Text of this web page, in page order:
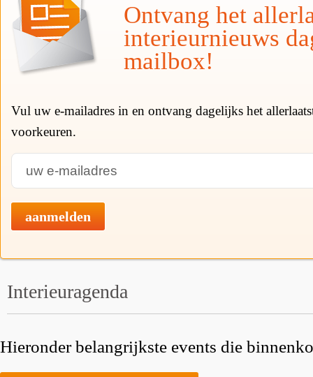
Ontvang het
interieurnieuws
mailbox!
Vul uw e-mailadres in en ontvang dagelijks het
voorkeuren.
aanmelden
Interieuragenda
Hieronder belangrijkste events die